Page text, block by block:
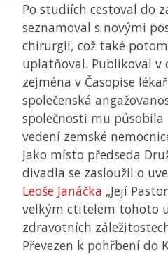
Po studiích cestoval do
seznamoval s novými
chirurgii, což také
uplatňoval. Publikoval v
zejména v Časopise
společenská
společnosti mu
vedení zemské
Jako místo předseda
divadla se zasloužil o
Leoše Janáčka „Její
velkým ctitelem tohoto
zdravotních
Převezen k pohřbení do